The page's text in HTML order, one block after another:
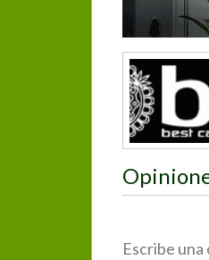
Photos
Escribe una